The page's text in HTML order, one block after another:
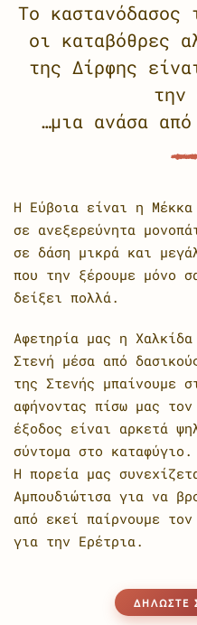
Το καστανόδασος
οι καταβόθρες
της Δίρφης
την
…μια ανάσα
Η Εύβοια είναι η
σε ανεξερεύνητα
σε δάση μικρά και
που την ξέρουμε μόνο
δείξει πολλά.
Αφετηρία μας η
Στενή μέσα από
της Στενής μπαίνουμε
αφήνοντας πίσω μας
έξοδος είναι αρκετά
σύντομα στο καταφύγιο.
Η πορεία μας
Αμπουδιώτισα για να
από εκεί παίρνουμε
για την Ερέτρια.
ΔΗΛΩΣΤΕ